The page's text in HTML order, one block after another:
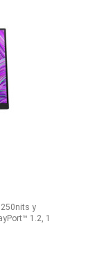
250nits y
1.2, 1